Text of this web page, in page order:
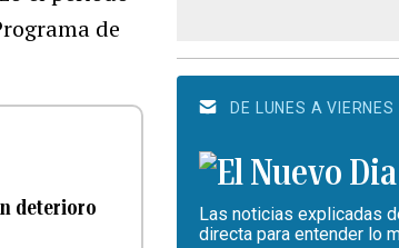
de
deterioro
DE LUNES A VIERNES
Las noticias explicadas
directa para entender lo